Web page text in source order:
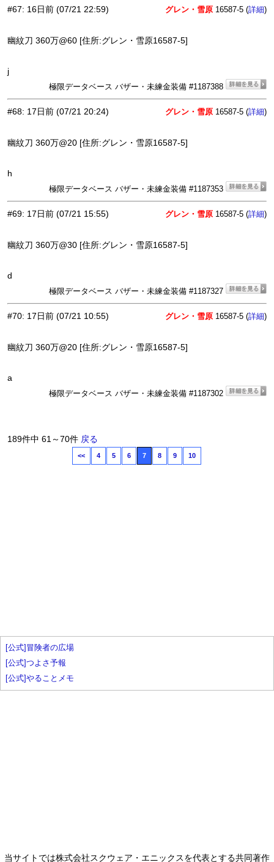
#67: 16日前 (07/21 22:59) グレン・雪原 16587-5 (詳細)
幽紋刀 360万@60 [住所:グレン・雪原16587-5]
j
極限データベース バザー・未練金装備 #1187388
#68: 17日前 (07/21 20:24) グレン・雪原 16587-5 (詳細)
幽紋刀 360万@20 [住所:グレン・雪原16587-5]
h
極限データベース バザー・未練金装備 #1187353
#69: 17日前 (07/21 15:55) グレン・雪原 16587-5 (詳細)
幽紋刀 360万@30 [住所:グレン・雪原16587-5]
d
極限データベース バザー・未練金装備 #1187327
#70: 17日前 (07/21 10:55) グレン・雪原 16587-5 (詳細)
幽紋刀 360万@20 [住所:グレン・雪原16587-5]
a
極限データベース バザー・未練金装備 #1187302
189件中 61～70件 戻る
<< 4 5 6 7 8 9 10
[公式]冒険者の広場
[公式]つよさ予報
[公式]やることメモ
当サイトでは株式会社スクウェア・エニックスを代表とする共同著作